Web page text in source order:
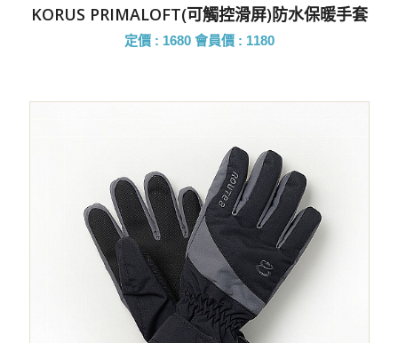
KORUS PRIMALOFT(可觸控滑屏)防水保暖手套
定價 : 1680 會員價 : 1180